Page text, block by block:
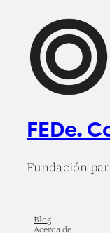
FEDe.
Fundación
Blog
Acerca de